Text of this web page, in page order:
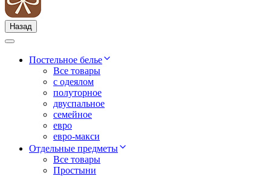
Назад
Постельное белье
Все товары
с одеялом
полуторное
двуспальное
семейное
евро
евро-макси
Отдельные предметы
Все товары
Простыни